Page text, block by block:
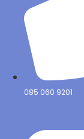
085 060 9201